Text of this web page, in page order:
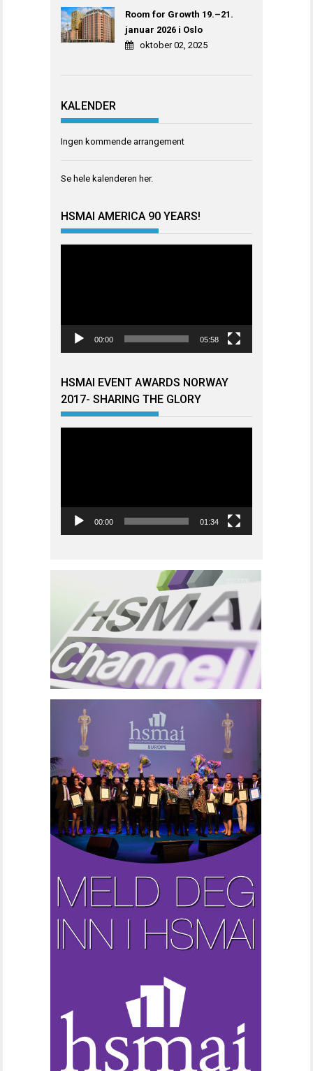
Room for Growth 19.–21.
januar 2026 i Oslo
oktober 02, 2025
KALENDER
Ingen kommende arrangement
Se hele kalenderen her.
HSMAI AMERICA 90 YEARS!
00:00 05:58
HSMAI EVENT AWARDS NORWAY
2017- SHARING THE GLORY
00:00 01:34